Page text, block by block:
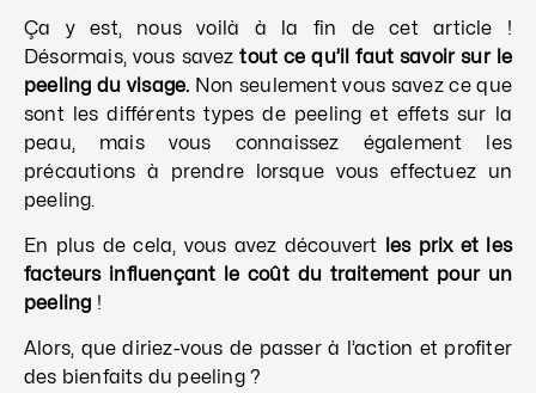
Ça y est, nous voilà à la fin de cet article !
Désormais, vous saveztout ce qu’il faut savoir sur le
peeling du visage. Non seulement vous savez ce que
sont les différents types de peeling et effets sur la
peau, mais vous connaissez également les
précautions à prendre lorsque vous effectuez un
peeling.
En plus de cela, vous avez découvert
les prix et les
facteurs influençant le coût du traitement pour un
peeling !
Alors, que diriez-vous de passer à l’action et profiter
des bienfaits du peeling ?